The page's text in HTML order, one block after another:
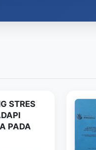
STRES
PADA